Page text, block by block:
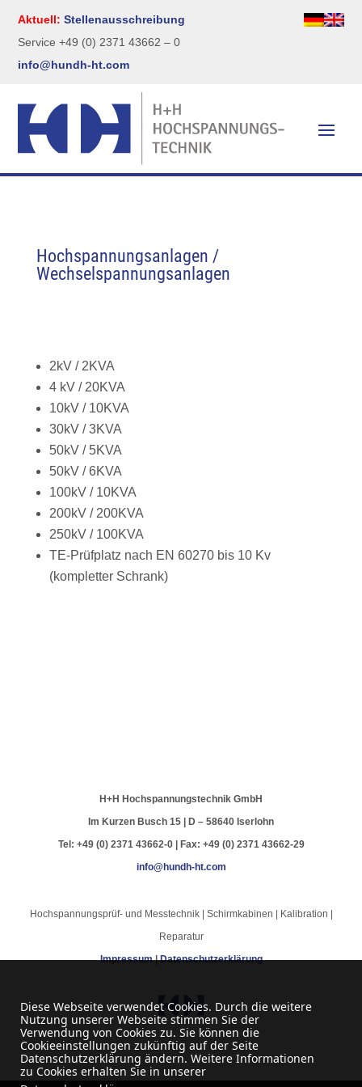
Aktuell:Stellenausschreibung
Service +49 (0) 2371 43662 – 0
info@hundh-ht.com
Hochspannungsanlagen /
Wechselspannungsanlagen
2kV / 2KVA
4 kV / 20KVA
10kV / 10KVA
30kV / 3KVA
50kV / 5KVA
50kV / 6KVA
100kV / 10KVA
200kV / 200KVA
250kV / 100KVA
TE-Prüfplatz nach EN 60270 bis 10 Kv
(kompletter Schrank)
H+H Hochspannungstechnik GmbH
Im Kurzen Busch 15 | D – 58640 Iserlohn
Tel: +49 (0) 2371 43662-0 | Fax: +49 (0) 2371 43662-29
info@hundh-ht.com
Hochspannungsprüf- und Messtechnik | Schirmkabinen | Kalibration |
Reparatur
Impressum|Datenschutzerklärung
Diese Webseite verwendet Cookies. Durch die weitere
Nutzung unserer Webseite stimmen Sie der
Verwendung von Cookies zu. Sie können die
Cookieeinstellungen zukünftig auf der Seite
Datenschutzerklärung ändern. Weitere Informationen
zu Cookies erhalten Sie in unserer